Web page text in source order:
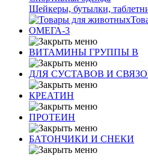
Шейкеры, бутылки,
ОМЕГА-3
ВИТАМИНЫ ГРУППЫ В
ДЛЯ СУСТАВОВ И
КРЕАТИН
ПРОТЕИН
БАТОНЧИКИ И СНЕКИ